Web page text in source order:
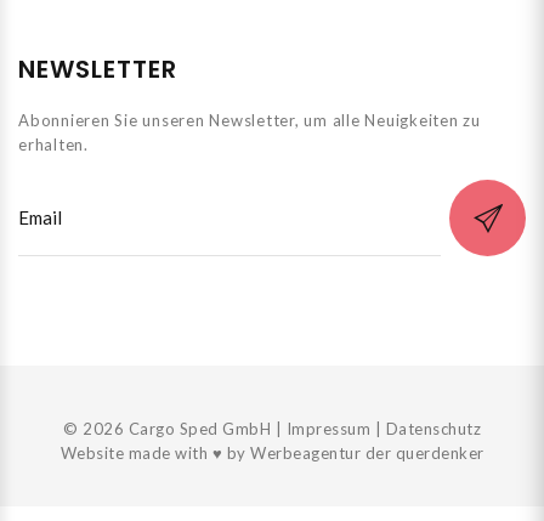
NEWSLETTER
Abonnieren Sie unseren Newsletter, um alle Neuigkeiten zu
erhalten.
© 2026 Cargo Sped GmbH | Impressum
Datenschutz
Website made with ♥ by Werbeagentur der querdenker